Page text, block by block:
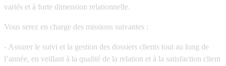
variés et à forte dimension relationnelle.
Vous serez en charge des missions suivantes :
- Assurer le suivi et la gestion des dossiers clients tout au long de
l’année, en veillant à la qualité de la relation et à la satisfaction client